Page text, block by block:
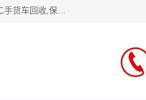
保定辉领再生资源回收有限公司主要经营保定旧车回收，保定报废汽车回收，保定报废汽车回收公司电话,保定二手货车回收,保定黄标车回收, 保定黄标车回收，保定哪里收报废车，保定废旧汽车回收，保定汽车报废手续办理，保定汽车解体厂。将通过采取区域限行促进淘汰、经济补助激励新、加大上路*法处罚、加强达标排放监管等综合措施，对老旧机动车逐步实行末位淘汰，加快老旧机动车淘汰新